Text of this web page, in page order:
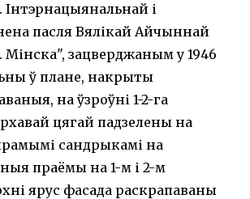
і
пасля Вялікай Айчыннай
зацверджаным у 1946
ў плане, накрыты
на ўзроўні 1-2-га
цягай падзелены на
сандрыкамі на
праёмы на 1-м і 2-м
ярус фасада раскрапаваны